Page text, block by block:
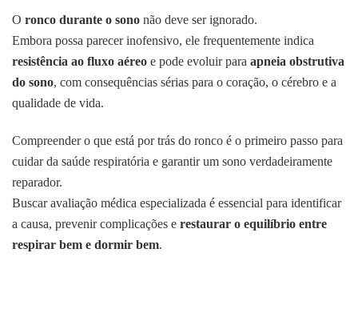
O ronco durante o sono não deve ser ignorado.
Embora possa parecer inofensivo, ele frequentemente indica
resistência ao fluxo aéreo e pode evoluir para apneia obstrutiva
do sono, com consequências sérias para o coração, o cérebro e a
qualidade de vida.
Compreender o que está por trás do ronco é o primeiro passo para
cuidar da saúde respiratória e garantir um sono verdadeiramente
reparador.
Buscar avaliação médica especializada é essencial para identificar
a causa, prevenir complicações e restaurar o equilíbrio entre
respirar bem e dormir bem.